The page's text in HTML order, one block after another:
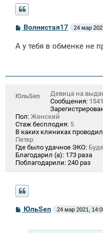
С
о
б
и
Волнистая17 24 мар
А у тебя в обменке не
ЮльSen
Девица на
Сообщения: 1541
Пол: Женский
Стаж бесплодия: 5
В каких клиниках
Петер
Где было удачное ЭКО:
Благодарил (а): 173 раза
Поблагодарили: 240 раз
С
о
ЮльSen 24 мар 2021,